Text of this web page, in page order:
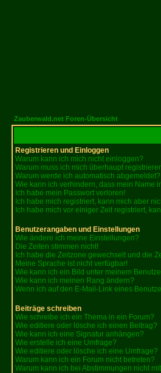
Zauberwald.net Foren-Übersicht
Registrieren und Einloggen
Warum kann ich mich nicht einloggen?
Warum muss ich mich überhaupt
Warum werde ich automatisch abgemeldet?
Wie kann ich verhindern, dass mein Name
Ich habe mein Passwort verloren!
Ich habe mich registriert, kann mich aber
Ich habe mich vor einiger Zeit registriert,
Benutzerangaben und Einstellungen
Wie ändere ich meine Einstellungen?
Die Zeiten stimmen nicht!
Ich habe die Zeitzone gewechselt und die
Meine Sprache ist nicht verfügbar!
Wie kann ich ein Bild unter meinem
Wie kann ich meinen Rang ändern?
Wenn ich auf den E-Mail-Link eines
Beiträge schreiben
Wie schreibe ich ein Thema in ein Forum?
Wie editiere oder lösche ich einen Beitrag?
Wie kann ich eine Signatur anhängen?
Wie erstelle ich eine Umfrage?
Wie editiere oder lösche ich eine Umfrage?
Warum kann ich ein Forum nicht betreten?
Warum kann ich bei Abstimmungen nicht